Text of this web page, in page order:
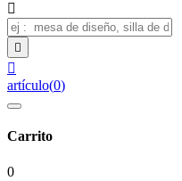



artículo(0)
Carrito
0